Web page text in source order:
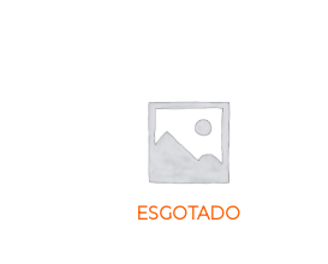
ESGOTADO